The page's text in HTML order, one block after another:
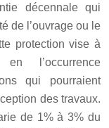
décennale qui
de l’ouvrage ou le
protection vise à
l’occurrence
qui pourraient
des travaux.
de 1% à 3% du